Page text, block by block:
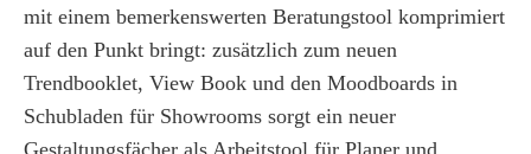
mit einem bemerkenswerten Beratungstool komprimiert
auf den Punkt bringt: zusätzlich zum neuen
Trendbooklet, View Book und den Moodboards in
Schubladen für Showrooms sorgt ein neuer
Gestaltungsfächer als Arbeitstool für Planer und